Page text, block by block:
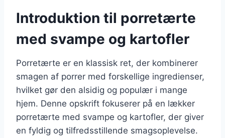
Introduktion til porretærte
med svampe og kartofler
Porretærte er en klassisk ret, der kombinerer
smagen af porrer med forskellige ingredienser,
hvilket gør den alsidig og populær i mange
hjem. Denne opskrift fokuserer på en lækker
porretærte med svampe og kartofler, der giver
en fyldig og tilfredsstillende smagsoplevelse.